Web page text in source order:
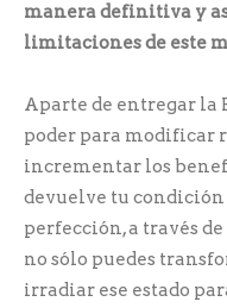
manera definitiva y
limitaciones de este
Aparte de entregar la
poder para modificar
incrementar los
devuelve tu condición
perfección, a través
no sólo puedes
irradiar ese estado